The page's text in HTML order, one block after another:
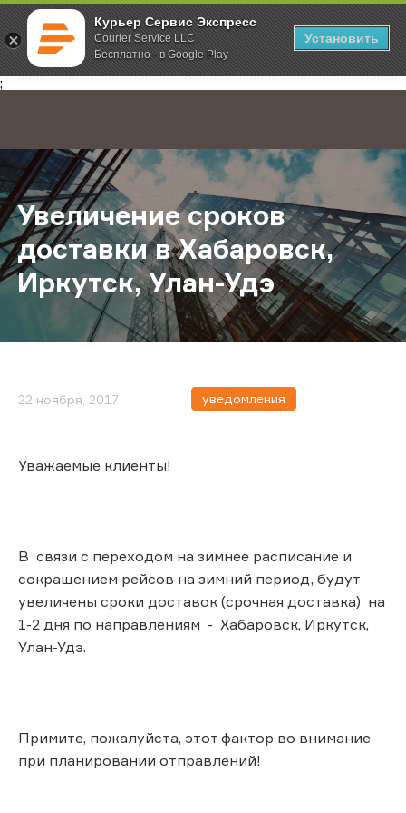
Курьер Сервис Экспресс
Courier Service LLC
Бесплатно - в Google Play
Установить
;
Главная О компании Новости Увеличение сроков доставки в
Увеличение сроков
доставки в Хабаровск,
Иркутск, Улан-Удэ
22 ноября, 2017 уведомления
Уважаемые клиенты!
В связи с переходом на зимнее расписание и
сокращением рейсов на зимний период, будут
увеличены сроки доставок (срочная доставка) на
1-2 дня по направлениям - Хабаровск, Иркутск,
Улан-Удэ.
Примите, пожалуйста, этот фактор во внимание
при планировании отправлений!